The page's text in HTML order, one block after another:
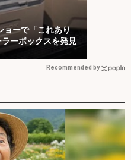
ョーで「これあり
ーボックスを発見
Recommended by